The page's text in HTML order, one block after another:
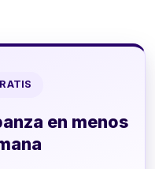
en menos